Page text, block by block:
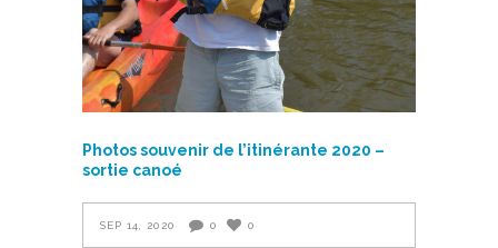
Photos souvenir de l’itinérante 2020 –
sortie canoé
SEP 14, 2020 0 0